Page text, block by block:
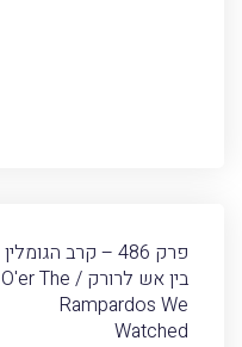
פרק 486 – קרב הגומלין
בין אש לרורק / O'er The
Rampardos We
Watched